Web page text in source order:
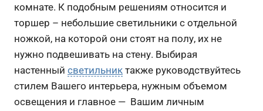
комнате. К подобным решениям относится и
торшер – небольшие светильники с отдельной
ножкой, на которой они стоят на полу, их не
нужно подвешивать на стену. Выбирая
настенный светильник также руководствуйтесь
стилем Вашего интерьера, нужным объемом
освещения и главное — Вашим личным